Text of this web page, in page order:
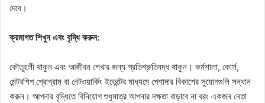
দেবে।
ক্রমাগত শিখুন এবং বৃদ্ধি করুন:
কৌতূহলী থাকুন এবং আজীবন শেখার জন্য প্রতিশ্রুতিবদ্ধ থাকুন। কর্মশালা, কোর্স,
মেন্টরশিপ প্রোগ্রাম বা নেটওয়ার্কিং ইভেন্টের মাধ্যমে পেশাদার বিকাশের সুযোগগুলি সন্ধান
করুন। আপনার বৃদ্ধিতে বিনিয়োগ শুধুমাত্র আপনার দক্ষতা বাড়াবে না বরং একজন নেতা